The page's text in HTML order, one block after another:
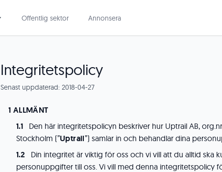
Offentlig sektor Annonsera
Integritetspolicy
Senast uppdaterad: 2018-04-27
ALLMÄNT
Den här integritetspolicyn beskriver hur Uptrail AB,
Stockholm (”Uptrail”) samlar in och behandlar dina
Din integritet är viktig för oss och vi vill att du alltid ska
personuppgifter till oss. Vi vill med denna integritetspolicy